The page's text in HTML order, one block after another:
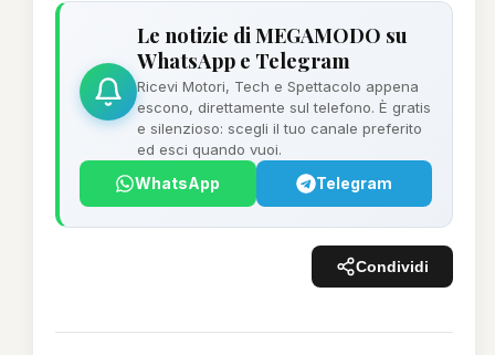
Le notizie di MEGAMODO su
WhatsApp e Telegram
Ricevi Motori, Tech e Spettacolo appena
escono, direttamente sul telefono. È gratis
e silenzioso: scegli il tuo canale preferito
ed esci quando vuoi.
WhatsApp Telegram
Condividi